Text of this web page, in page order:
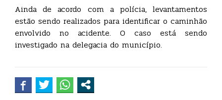
Ainda de acordo com a polícia, levantamentos
estão sendo realizados para identificar o caminhão
envolvido no acidente. O caso está sendo
investigado na delegacia do município.